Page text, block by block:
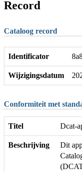
Record
Cataloog record
Identificator
Wijzigingsdatum
Conformiteit met
Titel Dcat-
Beschrijving
Dit